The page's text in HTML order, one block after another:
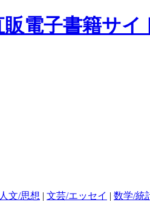
人文/思想 | 文芸/エッセイ | 数学/統